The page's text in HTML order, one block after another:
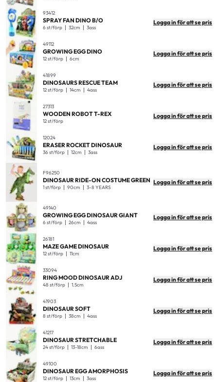
93412
SPRAY FAN DINO B/O
6 st/förp 32cm 3ass
Logga in för att se pris
49112
GROWING EGG DINO
12 st/förp 6cm
Logga in för att se pris
41899
DINOSAURS RESCUE TEAM
12 st/förp 14cm 4ass
Logga in för att se pris
27313
WOODEN ROBOT T-REX
12 st/förp
Logga in för att se pris
12024
ERASER ROCKET DINOSAUR
36 st/förp 12cm 3ass
Logga in för att se pris
F96250
DINOSAUR RIDE-ON COSTUME GREEN
1 st/förp 90cm 3-8 YEARS
Logga in för att se pris
49140
GROWING EGG DINOSAUR GIANT
6 st/förp 26cm 4ass
Logga in för att se pris
26181
MAZE GAME DINOSAUR
12 st/förp 11cm
Logga in för att se pris
33094
RING MOOD DINOSAUR ADJ
48 st/förp 1.5cm
Logga in för att se pris
41903
DINOSAUR SOFT
8 st/förp 38cm 4ass
Logga in för att se pris
41217
DINOSAUR STRETCHABLE
24 st/förp 13-18cm 6ass
Logga in för att se pris
49100
DINOSAUR EGG AMORPHOSIS
12 st/förp 13cm 3ass
Logga in för att se pris